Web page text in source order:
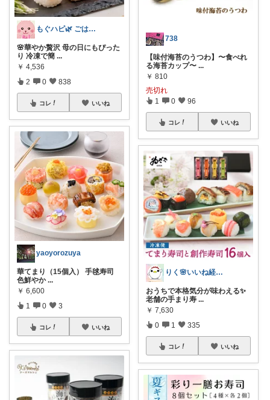
もぐハピ🌿 ごはんのお供ROOM
🌸華やか贅沢 母の日にもぴった
り 冷凍で簡 ...
￥ 4,536
2 0 838
コレ いいね
yaoyorozuya
華てまり（15個入） 手毬寿司
色鮮やか ...
￥ 6,600
1 0 3
コレ いいね
738
【味付海苔のうつわ】〜食べれ
る海苔カップ〜 ...
￥ 810
売切れ
1 0 96
コレ いいね
りく🌸いいね経由購入ありがとう💕
おうちで本格気分が味わえる✨
老舗の手まり寿 ...
￥ 7,630
0 1 335
コレ いいね